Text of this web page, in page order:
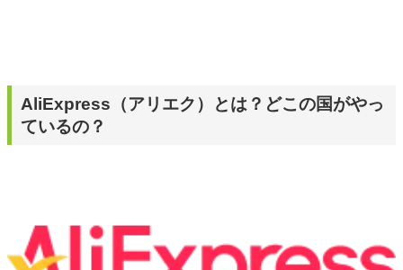
AliExpress（アリエク）とは？どこの国がやっ
ているの？